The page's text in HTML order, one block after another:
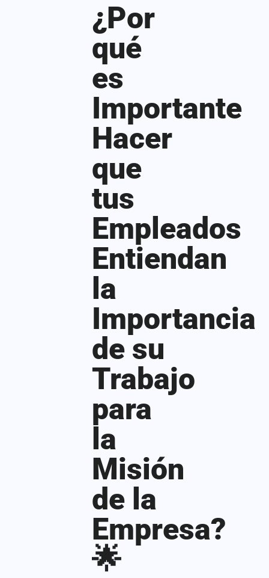
¿Por
qué
es
Importante
Hacer
que
tus
Empleados
Entiendan
la
Importancia
de su
Trabajo
para
la
Misión
de la
Empresa?
🌟